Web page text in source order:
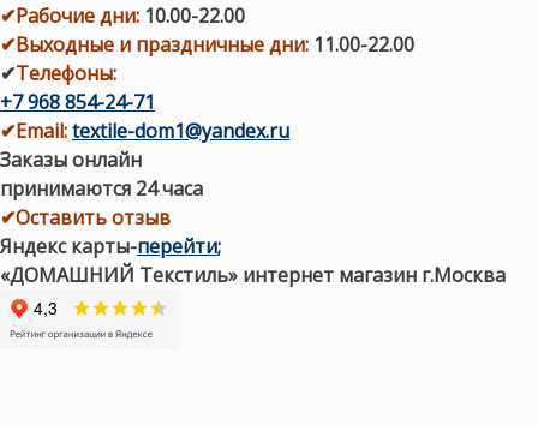
✔Рабочие дни: 10.00-22.00
✔Выходные и праздничные дни: 11.00-22.00
✔Телефоны:
+7 968 854-24-71
✔Email:textile-dom1@yandex.ru
Заказы онлайн
принимаются 24 часа
✔Оставить отзыв
Яндекс карты-перейти;
«ДОМАШНИЙ Текстиль» интернет магазин г.Москва